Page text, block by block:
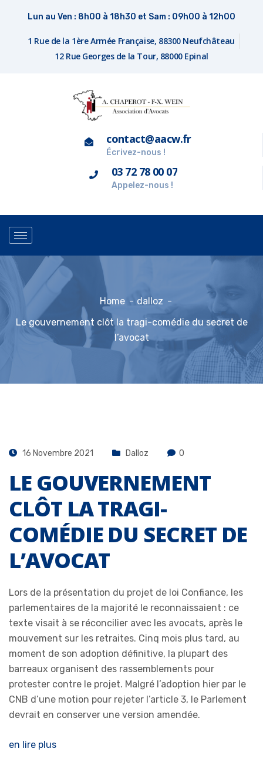
Lun au Ven : 8h00 à 18h30 et Sam : 09h00 à 12h00
1 Rue de la 1ère Armée Française, 88300 Neufchâteau
12 Rue Georges de la Tour, 88000 Epinal
contact@aacw.fr
Écrivez-nous !
03 72 78 00 07
Appelez-nous !
Home
dalloz
Le gouvernement clôt la tragi-comédie du secret de
l’avocat
16 Novembre 2021 Dalloz 0
LE GOUVERNEMENT
CLÔT LA TRAGI-
COMÉDIE DU SECRET DE
L’AVOCAT
Lors de la présentation du projet de loi Confiance, les
parlementaires de la majorité le reconnaissaient : ce
texte visait à se réconcilier avec les avocats, après le
mouvement sur les retraites. Cinq mois plus tard, au
moment de son adoption définitive, la plupart des
barreaux organisent des rassemblements pour
protester contre le projet. Malgré l’adoption hier par le
CNB d’une motion pour rejeter l’article 3, le Parlement
devrait en conserver une version amendée.
en lire plus